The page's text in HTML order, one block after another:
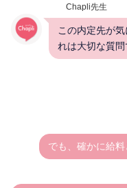
Chapli先生
この内定先が
れは大切な質問
でも、確かに給